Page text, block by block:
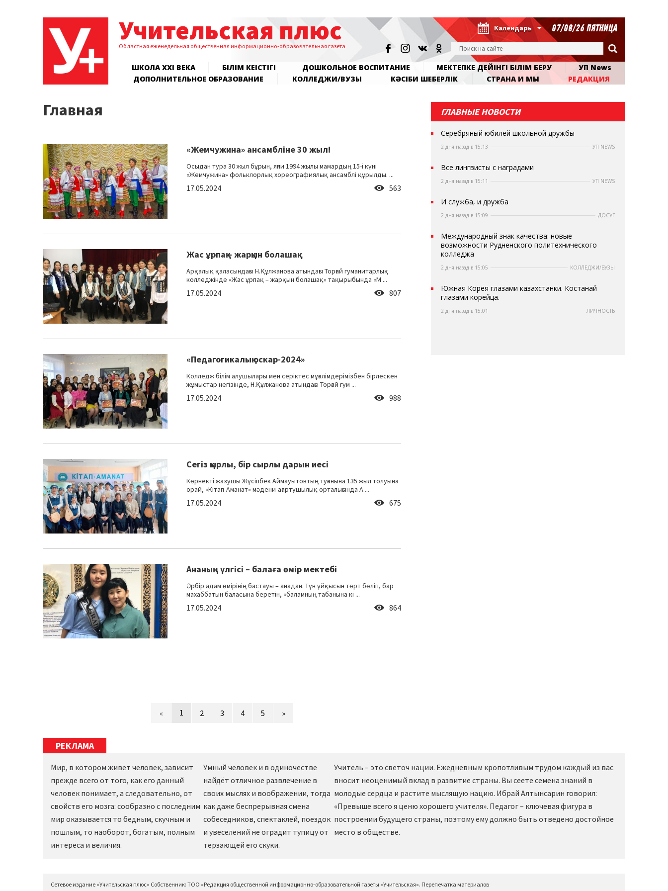
Учительская плюс
Областная еженедельная общественная информационно-образовательная газета
Календарь 07/08/26 ПЯТНИЦА
ШКОЛА XXI ВЕКА БІЛІМ КЕҢІСТІГІ ДОШКОЛЬНОЕ ВОСПИТАНИЕ МЕКТЕПКЕ ДЕЙІНГІ БІЛІМ БЕРУ
УП News
ДОПОЛНИТЕЛЬНОЕ ОБРАЗОВАНИЕ
КОЛЛЕДЖИ/ВУЗЫ КӘСІБИ ШЕБЕРЛІК СТРАНА И МЫ РЕДАКЦИЯ
Главная
«Жемчужина» ансамбліне 30 жыл!
Осыдан тура 30 жыл бұрын, яғни 1994 жылы мамардың 15-і күні
«Жемчужина» фольклорлық хореографиялық ансамблі құрылды. ...
17.05.2024 563
Жас ұрпақ – жарқын болашақ
Арқалық қаласындағы Н.Құлжанова атындағы Торғай гуманитарлық
колледжінде «Жас ұрпақ – жарқын болашақ» тақырыбында «М ...
17.05.2024 807
«Педагогикалық оскар-2024»
Колледж білім алушылары мен серіктес мұғалімдерімізбен бірлескен
жұмыстар негізінде, Н.Құлжанова атындағы Торғай гум ...
17.05.2024 988
Сегіз қырлы, бір сырлы дарын иесі
Көрнекті жазушы Жүсіпбек Аймауытовтың туғанына 135 жыл толуына
орай, «Кітап-Аманат» мәдени-ағартушылық орталығында А ...
17.05.2024 675
Ананың үлгісі – балаға өмір мектебі
Әрбір адам өмірінің бастауы – анадан. Түн ұйқысын төрт бөліп, бар
махаббатын баласына беретін, «баламның табанына кі ...
17.05.2024 864
« 1 2 3 4 5 »
ГЛАВНЫЕ НОВОСТИ
Серебряный юбилей школьной дружбы
2 дня назад в 15:13 УП NEWS
Все лингвисты с наградами
2 дня назад в 15:11 УП NEWS
И служба, и дружба
2 дня назад в 15:09 ДОСУГ
Международный знак качества: новые
возможности Рудненского политехнического
колледжа
2 дня назад в 15:05 КОЛЛЕДЖИ/ВУЗЫ
Южная Корея глазами казахстанки. Костанай
глазами корейца.
2 дня назад в 15:01 ЛИЧНОСТЬ
РЕКЛАМА
Мир, в котором живет человек, зависит
прежде всего от того, как его данный
человек понимает, а следовательно, от
свойств его мозга: сообразно с последним
мир оказывается то бедным, скучным и
пошлым, то наоборот, богатым, полным
интереса и величия.
Умный человек и в одиночестве
найдёт отличное развлечение в
своих мыслях и воображении, тогда
как даже беспрерывная смена
собеседников, спектаклей, поездок
и увеселений не оградит тупицу от
терзающей его скуки.
Учитель – это светоч нации. Ежедневным кропотливым трудом каждый из вас
вносит неоценимый вклад в развитие страны. Вы сеете семена знаний в
молодые сердца и растите мыслящую нацию. Ибрай Алтынсарин говорил:
«Превыше всего я ценю хорошего учителя». Педагог – ключевая фигура в
построении будущего страны, поэтому ему должно быть отведено достойное
место в обществе.
Сетевое издание «Учительская плюс» Собственник: ТОО «Редакция общественной информационно-образовательной газеты «Учительская». Перепечатка материалов